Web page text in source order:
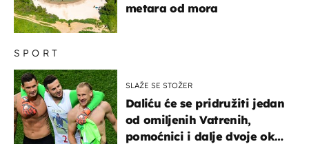
SPORT
SLAŽE SE STOŽER
Daliću će se pridružiti jedan
od omiljenih Vatrenih,
pomoćnici i dalje dvoje oko
metara od mora